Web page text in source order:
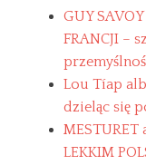
c
GUY
FRANCJI –
Lou Tíap
dzieląc się
MESTURET
LEKKIM